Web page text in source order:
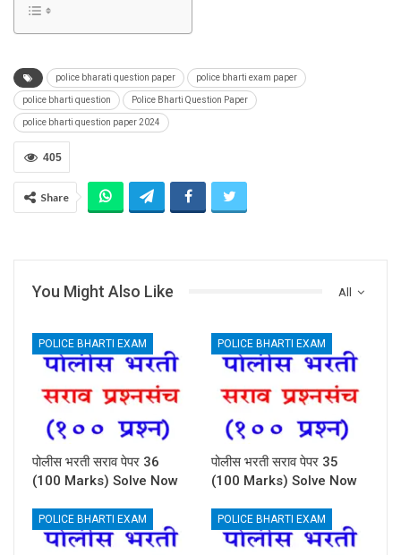
police bharati question paper police bharti exam paper
police bharti question Police Bharti Question Paper
police bharti question paper 2024
405
Share
All
You Might Also Like
POLICE BHARTI EXAM
पोलीस भरती सराव पेपर 36
(100 Marks) Solve Now
POLICE BHARTI EXAM
पोलीस भरती सराव पेपर 35
(100 Marks) Solve Now
POLICE BHARTI EXAM POLICE BHARTI EXAM